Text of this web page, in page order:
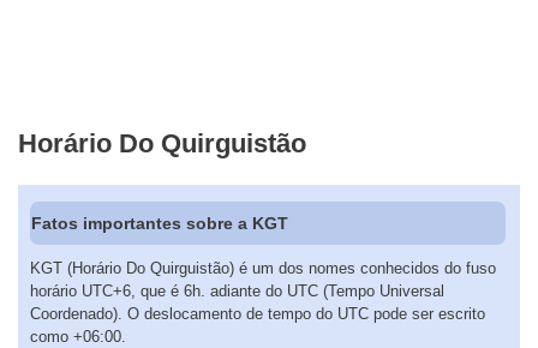
Horário Do Quirguistão
Fatos importantes sobre a KGT
KGT (Horário Do Quirguistão) é um dos nomes conhecidos do fuso
horário UTC+6, que é 6h. adiante do UTC (Tempo Universal
Coordenado). O deslocamento de tempo do UTC pode ser escrito
como +06:00.